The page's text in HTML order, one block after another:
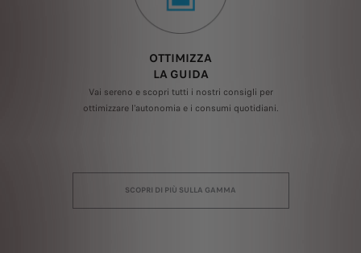
OTTIMIZZA
LA GUIDA
Vai sereno e scopri tutti i nostri consigli per
ottimizzare l'autonomia e i consumi quotidiani.
SCOPRI DI PIÙ SULLA GAMMA